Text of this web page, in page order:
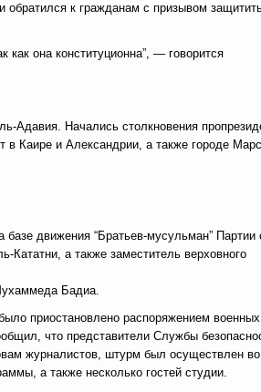
обратился к гражданам с призывом
как она конституционна”, — говорится
Адавия. Начались столкновения
в Каире и Александрии, а также городе
движения “Братьев-мусульман” Партии
Кататни, а также заместитель верховного
Бадиа.
приостановлено распоряжением
что представители Службы
журналистов, штурм был осуществлен
а также несколько гостей студии.